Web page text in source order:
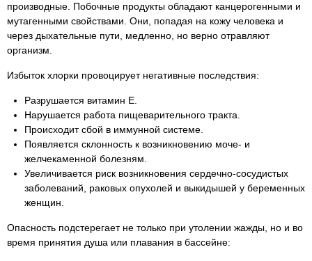
производные. Побочные продукты обладают канцерогенными и
мутагенными свойствами. Они, попадая на кожу человека и
через дыхательные пути, медленно, но верно отравляют
организм.
Избыток хлорки провоцирует негативные последствия:
Разрушается витамин Е.
Нарушается работа пищеварительного тракта.
Происходит сбой в иммунной системе.
Появляется склонность к возникновению моче- и
желчекаменной болезням.
Увеличивается риск возникновения сердечно-сосудистых
заболеваний, раковых опухолей и выкидышей у беременных
женщин.
Опасность подстерегает не только при утолении жажды, но и во
время принятия душа или плавания в бассейне: